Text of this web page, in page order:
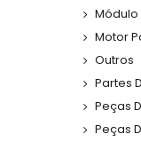
Módulo
Motor
Outros
Partes
Peças
Peças